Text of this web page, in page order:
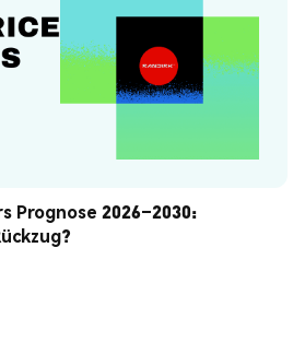
Prognose 2026–2030: